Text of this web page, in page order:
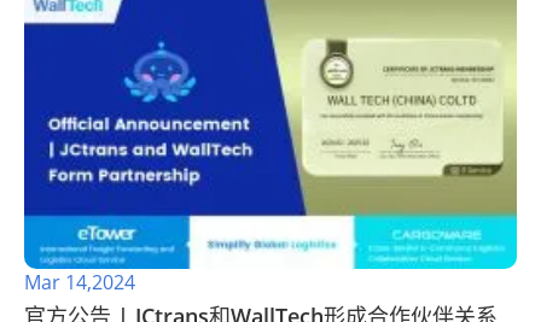
Mar 14,2024
官方公告 | JCtrans和WallTech形成合作伙伴关系